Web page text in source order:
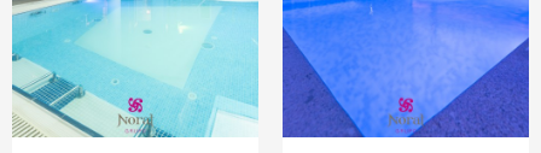
Costa Blanca, España
Bilbao, España
Cancún, México
Ámsterdam, Países Bajos
Nice, Francia